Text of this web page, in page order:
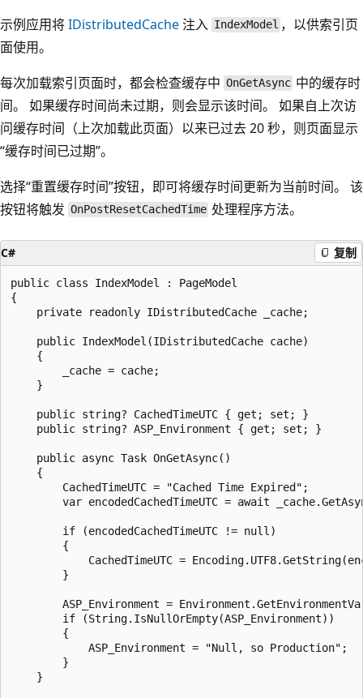
示例应用将IDistributedCache注入 IndexModel ，以供索引页
面使用。
每次加载索引页面时，都会检查缓存中 OnGetAsync 中的缓存时
间。 如果缓存时间尚未过期，则会显示该时间。 如果自上次访
问缓存时间（上次加载此页面）以来已过去 20 秒，则页面显示
“缓存时间已过期”。
选择“重置缓存时间”按钮，即可将缓存时间更新为当前时间。 该
按钮将触发 OnPostResetCachedTime 处理程序方法。
C# 复制
public class IndexModel : PageModel
{
    private readonly IDistributedCache _cache;
    public IndexModel(IDistributedCache cache)
    {
        _cache = cache;
    }
    public string? CachedTimeUTC { get; set; }
    public string? ASP_Environment { get; set; }
    public async Task OnGetAsync()
    {
        CachedTimeUTC = "Cached Time Expired";
var encodedCachedTimeUTC = await
        if (encodedCachedTimeUTC != null)
        {
CachedTimeUTC =
        }
ASP_Environment =
        if (String.IsNullOrEmpty(ASP_Environment))
        {
            ASP_Environment = "Null, so Production";
        }
    }